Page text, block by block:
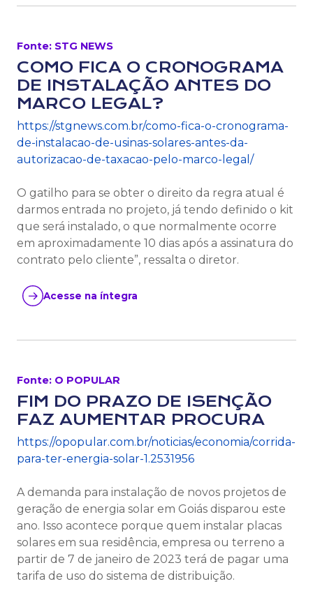
Fonte: STG NEWS
COMO FICA O CRONOGRAMA
DE INSTALAÇÃO ANTES DO
MARCO LEGAL?
https://stgnews.com.br/como-fica-o-cronograma-
de-instalacao-de-usinas-solares-antes-da-
autorizacao-de-taxacao-pelo-marco-legal/
O gatilho para se obter o direito da regra atual é
darmos entrada no projeto, já tendo definido o kit
que será instalado, o que normalmente ocorre
em aproximadamente 10 dias após a assinatura do
contrato pelo cliente”, ressalta o diretor.
Acesse na íntegra
Fonte: O POPULAR
FIM DO PRAZO DE ISENÇÃO
FAZ AUMENTAR PROCURA
https://opopular.com.br/noticias/economia/corrida-
para-ter-energia-solar-1.2531956
A demanda para instalação de novos projetos de
geração de energia solar em Goiás disparou este
ano. Isso acontece porque quem instalar placas
solares em sua residência, empresa ou terreno a
partir de 7 de janeiro de 2023 terá de pagar uma
tarifa de uso do sistema de distribuição.